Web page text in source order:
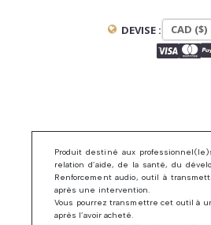
DEVISE : CAD ($)
Produit destiné aux
relation d’aide, de la santé, du
Renforcement audio, outil à
après une intervention.
Vous pourrez transmettre cet outil à
après l’avoir acheté.